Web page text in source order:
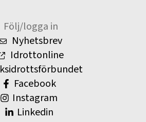
Följ/logga in
Nyhetsbrev
Idrottonline
Facebook
Instagram
Linkedin